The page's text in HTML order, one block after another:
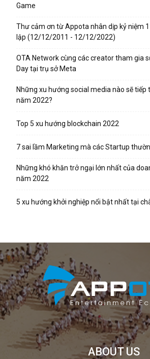
Game
Thư cảm ơn từ Appota nhân dịp kỷ niệm
lập (12/12/2011 - 12/12/2022)
OTA Network cùng các creator tham gia
Day tại trụ sở Meta
Những xu hướng social media nào sẽ tiếp
năm 2022?
Top 5 xu hướng blockchain 2022
7 sai lầm Marketing mà các Startup
Những khó khăn trở ngại lớn nhất của
năm 2022
5 xu hướng khởi nghiệp nổi bật nhất tại
ABOUT US